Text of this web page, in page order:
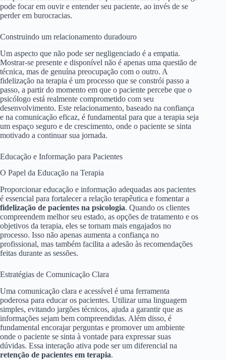
pode focar em ouvir e entender seu paciente, ao invés de se
perder em burocracias.
Construindo um relacionamento duradouro
Um aspecto que não pode ser negligenciado é a empatia.
Mostrar-se presente e disponível não é apenas uma questão de
técnica, mas de genuína preocupação com o outro. A
fidelização na terapia é um processo que se constrói passo a
passo, a partir do momento em que o paciente percebe que o
psicólogo está realmente comprometido com seu
desenvolvimento. Este relacionamento, baseado na confiança
e na comunicação eficaz, é fundamental para que a terapia seja
um espaço seguro e de crescimento, onde o paciente se sinta
motivado a continuar sua jornada.
Educação e Informação para Pacientes
O Papel da Educação na Terapia
Proporcionar educação e informação adequadas aos pacientes
é essencial para fortalecer a relação terapêutica e fomentar a
fidelização de pacientes na psicologia. Quando os clientes
compreendem melhor seu estado, as opções de tratamento e os
objetivos da terapia, eles se tornam mais engajados no
processo. Isso não apenas aumenta a confiança no
profissional, mas também facilita a adesão às recomendações
feitas durante as sessões.
Estratégias de Comunicação Clara
Uma comunicação clara e acessível é uma ferramenta
poderosa para educar os pacientes. Utilizar uma linguagem
simples, evitando jargões técnicos, ajuda a garantir que as
informações sejam bem compreendidas. Além disso, é
fundamental encorajar perguntas e promover um ambiente
onde o paciente se sinta à vontade para expressar suas
dúvidas. Essa interação ativa pode ser um diferencial na
retenção de pacientes em terapia.